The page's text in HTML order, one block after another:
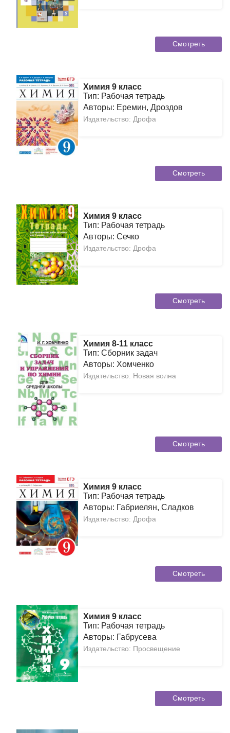
Смотреть
Химия 9 класс
Тип: Рабочая тетрадь
Авторы: Еремин, Дроздов
Издательство: Дрофа
Смотреть
Химия 9 класс
Тип: Рабочая тетрадь
Авторы: Сечко
Издательство: Дрофа
Смотреть
Химия 8-11 класс
Тип: Сборник задач
Авторы: Хомченко
Издательство: Новая волна
Смотреть
Химия 9 класс
Тип: Рабочая тетрадь
Авторы: Габриелян, Сладков
Издательство: Дрофа
Смотреть
Химия 9 класс
Тип: Рабочая тетрадь
Авторы: Габрусева
Издательство: Просвещение
Смотреть